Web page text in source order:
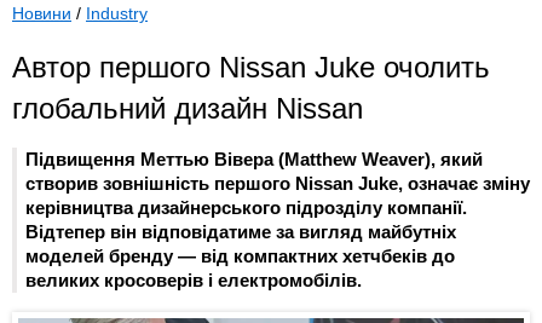
Новини / Industry
Автор першого Nissan Juke очолить
глобальний дизайн Nissan
Підвищення Меттью Вівера (Matthew Weaver), який
створив зовнішність першого Nissan Juke, означає зміну
керівництва дизайнерського підрозділу компанії.
Відтепер він відповідатиме за вигляд майбутніх
моделей бренду — від компактних хетчбеків до
великих кросоверів і електромобілів.